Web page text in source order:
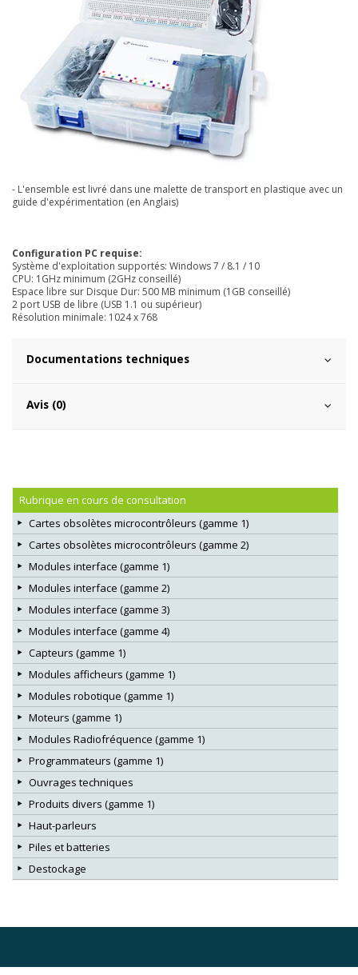
- L'ensemble est livré dans une malette de transport en plastique avec un
guide d'expérimentation (en Anglais)
Configuration PC requise:
Système d'exploitation supportés: Windows 7 / 8.1 / 10
CPU: 1GHz minimum (2GHz conseillé)
Espace libre sur Disque Dur: 500 MB minimum (1GB conseillé)
2 port USB de libre (USB 1.1 ou supérieur)
Résolution minimale: 1024 x 768
Documentations techniques
Avis (0)
Rubrique en cours de consultation
Cartes obsolètes microcontrôleurs (gamme 1)
Cartes obsolètes microcontrôleurs (gamme 2)
Modules interface (gamme 1)
Modules interface (gamme 2)
Modules interface (gamme 3)
Modules interface (gamme 4)
Capteurs (gamme 1)
Modules afficheurs (gamme 1)
Modules robotique (gamme 1)
Moteurs (gamme 1)
Modules Radiofréquence (gamme 1)
Programmateurs (gamme 1)
Ouvrages techniques
Produits divers (gamme 1)
Haut-parleurs
Piles et batteries
Destockage